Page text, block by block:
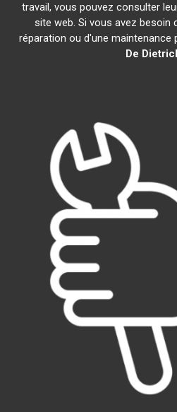
travail, vous pouvez consulter
site web. Si vous avez besoin
réparation ou d'une maintenance
De